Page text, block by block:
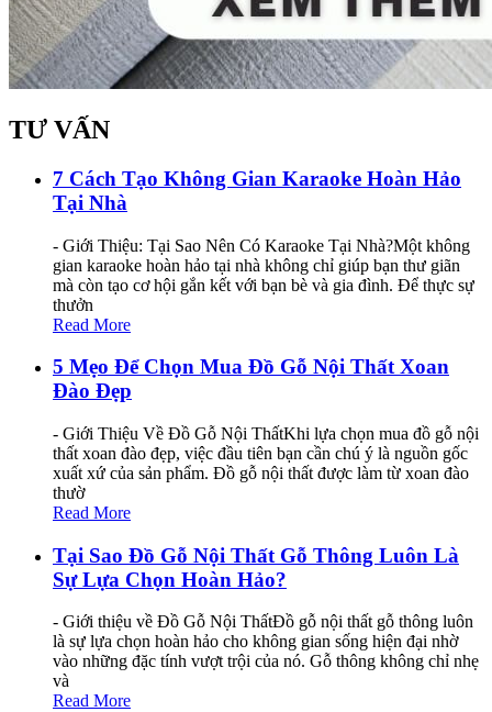
TƯ VẤN
7 Cách Tạo Không Gian Karaoke Hoàn Hảo
Tại Nhà
- Giới Thiệu: Tại Sao Nên Có Karaoke Tại Nhà?Một không
gian karaoke hoàn hảo tại nhà không chỉ giúp bạn thư giãn
mà còn tạo cơ hội gắn kết với bạn bè và gia đình. Để thực sự
thưởn
Read More
5 Mẹo Để Chọn Mua Đồ Gỗ Nội Thất Xoan
Đào Đẹp
- Giới Thiệu Về Đồ Gỗ Nội ThấtKhi lựa chọn mua đồ gỗ nội
thất xoan đào đẹp, việc đầu tiên bạn cần chú ý là nguồn gốc
xuất xứ của sản phẩm. Đồ gỗ nội thất được làm từ xoan đào
thườ
Read More
Tại Sao Đồ Gỗ Nội Thất Gỗ Thông Luôn Là
Sự Lựa Chọn Hoàn Hảo?
- Giới thiệu về Đồ Gỗ Nội ThấtĐồ gỗ nội thất gỗ thông luôn
là sự lựa chọn hoàn hảo cho không gian sống hiện đại nhờ
vào những đặc tính vượt trội của nó. Gỗ thông không chỉ nhẹ
và
Read More